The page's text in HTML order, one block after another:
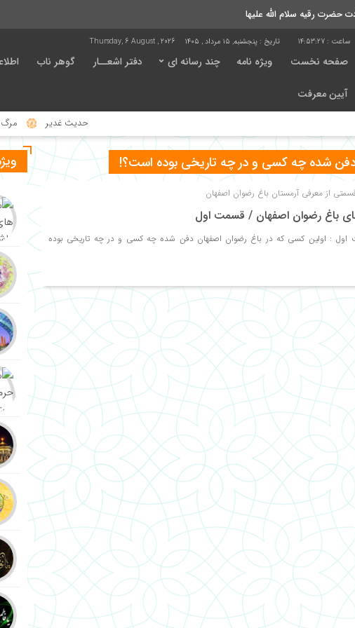
حضرت رقیه سلام الله علیها
14:53:28 تاریخ : پنجشنبه, ۱۵ مرداد , ۱۴۰۵ Thursday, 6 August , 2026
صفحه نخست ویژه نامه چند رسانه ای دفتر اشعــار گوهر ناب
آیین معرفت
حدیث غدیر مرگ
دفن شده چه کسی و در چه تاریخی بوده است؟!
از معرفی آرمستان باغ رضوان اصفهان
باغ رضوان اصفهان / قسمت اول
: اولین کسی که در باغ رضوان اصفهان دفن شده چه کسی و در چه تاریخی بوده